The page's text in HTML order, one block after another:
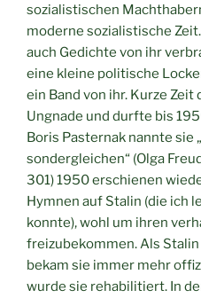
sozialistischen
moderne sozialistische
auch Gedichte von ihr
eine kleine politische
ein Band von ihr. Kurze
Ungnade und durfte bis
Boris Pasternak nannte sie
sondergleichen“ (Olga
301) 1950 erschienen
Hymnen auf Stalin (die ich
konnte), wohl um ihren
freizubekommen. Als
bekam sie immer mehr
wurde sie rehabilitiert. In